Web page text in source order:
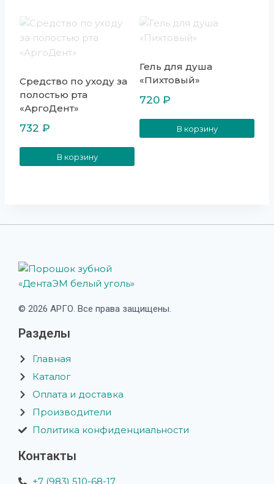
Средство по уходу за
полостью рта
«АргоДент»
732 ₽
В корзину
Гель для душа
«Пихтовый»
720 ₽
В корзину
© 2026 АРГО. Все права защищены.
Разделы
Главная
Каталог
Оплата и доставка
Производители
Политика конфиденциальности
Контакты
+7 (983) 510-68-17